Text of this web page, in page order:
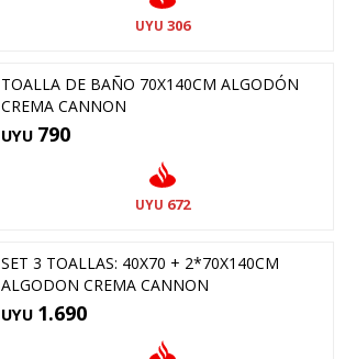
UYU 306
TOALLA DE BAÑO 70X140CM ALGODÓN
CREMA CANNON
UYU 790
UYU 672
SET 3 TOALLAS: 40X70 + 2*70X140CM
ALGODON CREMA CANNON
UYU 1.690